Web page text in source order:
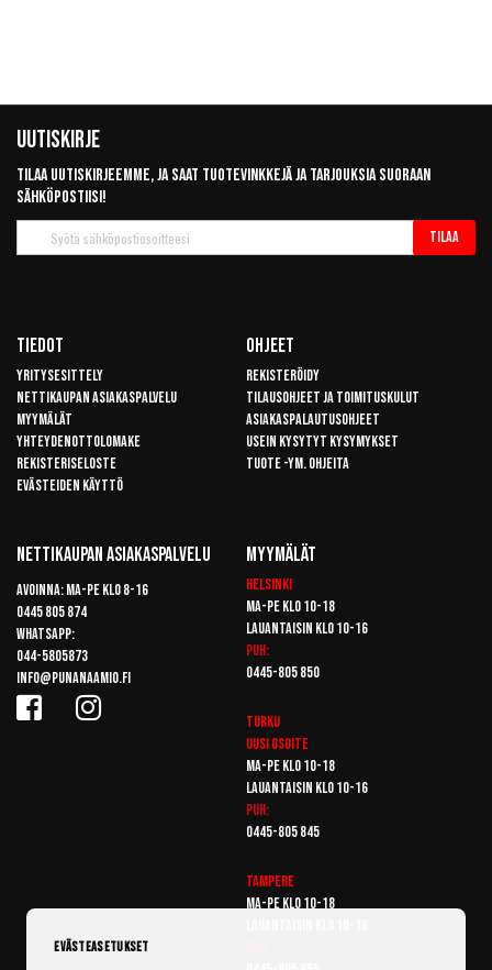
Uutiskirje
Tilaa uutiskirjeemme, ja saat tuotevinkkejä ja tarjouksia suoraan
sähköpostiisi!
uutiskirje
Tilaa
Tiedot
Yritysesittely
Nettikaupan asiakaspalvelu
Myymälät
Yhteydenottolomake
Rekisteriseloste
Evästeiden käyttö
Ohjeet
Rekisteröidy
Tilausohjeet ja toimituskulut
Asiakaspalautusohjeet
Usein kysytyt kysymykset
Tuote -ym. ohjeita
Nettikaupan Asiakaspalvelu
Avoinna: Ma-pe klo 8-16
0445 805 874
Whatsapp:
044-5805873
info@punanaamio.fi
Myymälät
Helsinki
Ma-pe klo 10-18
Lauantaisin klo 10-16
Puh:
0445-805 850
Turku
Uusi osoite
Ma-pe klo 10-18
Lauantaisin klo 10-16
Puh:
0445-805 845
Tampere
Ma-pe klo 10-18
Evästeasetukset